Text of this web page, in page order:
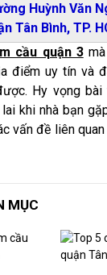
Huỳnh Văn
Tân Bình, TP.
cầu quận 3mà
điểm uy tín và
Hy vọng
khi nhà bạn
vấn đề liên
MỤC